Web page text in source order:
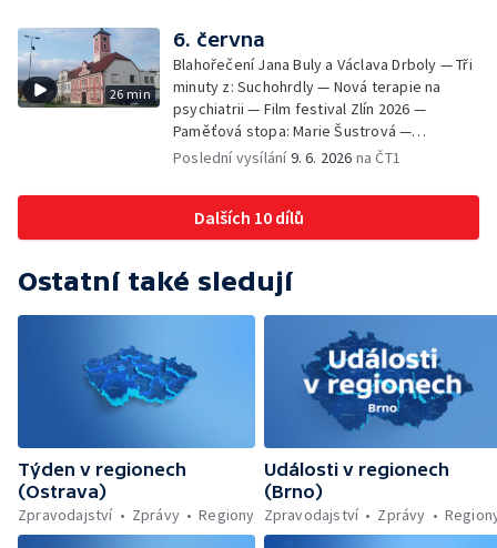
26 min
6. června
Blahořečení Jana Buly a Václava Drboly — Tři
minuty z: Suchohrdly — Nová terapie na
psychiatrii — Film festival Zlín 2026 —
Paměťová stopa: Marie Šustrová —
iReportéři soutěž — Bez komentáře:
Poslední vysílání9. 6. 2026 na ČT1
Dalších 10 dílů
Ostatní také sledují
Týden v regionech
(Ostrava)
Zpravodajství
Zprávy Regiony
Události v regionech
(Brno)
Zpravodajství
Zprávy